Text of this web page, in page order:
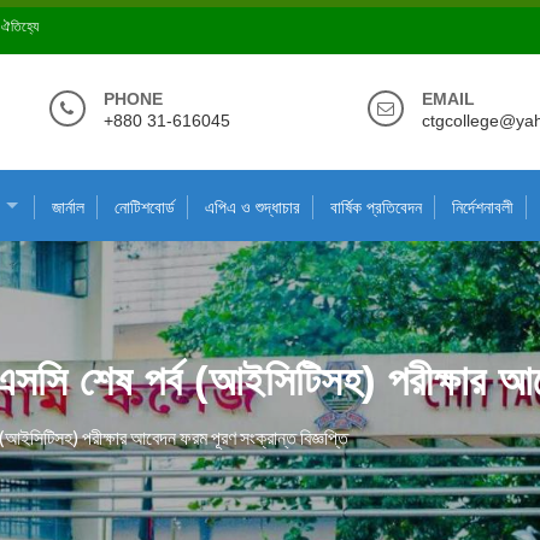
ঐতিহ্যে
PHONE
+880 31-616045
EMAIL
জার্নাল নোটিশবোর্ড এপিএ ও শুদ্ধাচার বার্ষিক প্রতিবেদন নির্দেশনাবলী
শেষ পর্ব (আইসিটিসহ) পরীক্ষার
পরীক্ষার আবেদন ফরম পূরণ সংক্রান্ত বিজ্ঞপ্তি